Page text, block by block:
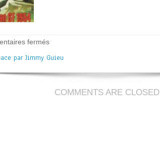
ferméssur
de
–
Guieu
par Jimmy Guieu
COMMENTS ARE CLOSED